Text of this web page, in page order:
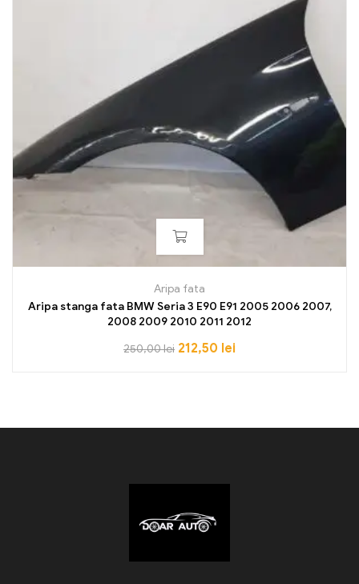
Aripa fata
Aripa stanga fata BMW Seria 3 E90 E91 2005 2006 2007,
2008 2009 2010 2011 2012
250,00lei 212,50 lei